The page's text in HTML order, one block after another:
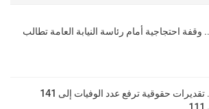
احتجاجية أمام رئاسة النيابة العامة تطالب
“أحداث سبتة ومليلية”.. تقديرات حقوقية ترفع عدد الوفيات إلى 141